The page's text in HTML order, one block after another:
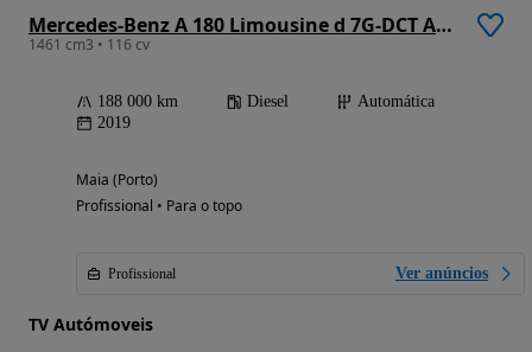
Mercedes-Benz A 180 Limousine d 7G-DCT AMG Line
1461 cm3 • 116 cv
188 000 km Diesel
Automática
2019
Maia (Porto)
Profissional • Para o topo
Profissional Ver anúncios
TV Autómoveis